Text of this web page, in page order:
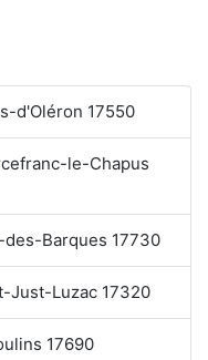
d'Oléron 17550
le-Chapus
Barques 17730
Just-Luzac 17320
17690